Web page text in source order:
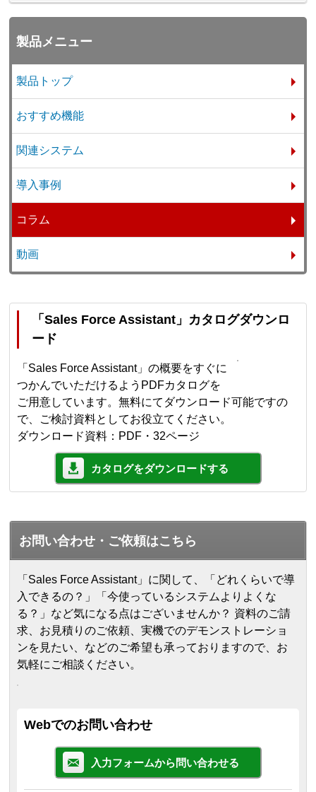
製品メニュー
製品トップ
おすすめ機能
関連システム
導入事例
コラム
動画
「Sales Force Assistant」カタログダウンロ
ード
「Sales Force Assistant」の概要をすぐに
つかんでいただけるようPDFカタログを
ご用意しています。無料にてダウンロード可能ですの
で、ご検討資料としてお役立てください。
ダウンロード資料：PDF・32ページ
カタログをダウンロードする
お問い合わせ・ご依頼はこちら
「Sales Force Assistant」に関して、「どれくらいで導
入できるの？」「今使っているシステムよりよくな
る？」など気になる点はございませんか？ 資料のご請
求、お見積りのご依頼、実機でのデモンストレーショ
ンを見たい、などのご希望も承っておりますので、お
気軽にご相談ください。
Webでのお問い合わせ
入力フォームから問い合わせる